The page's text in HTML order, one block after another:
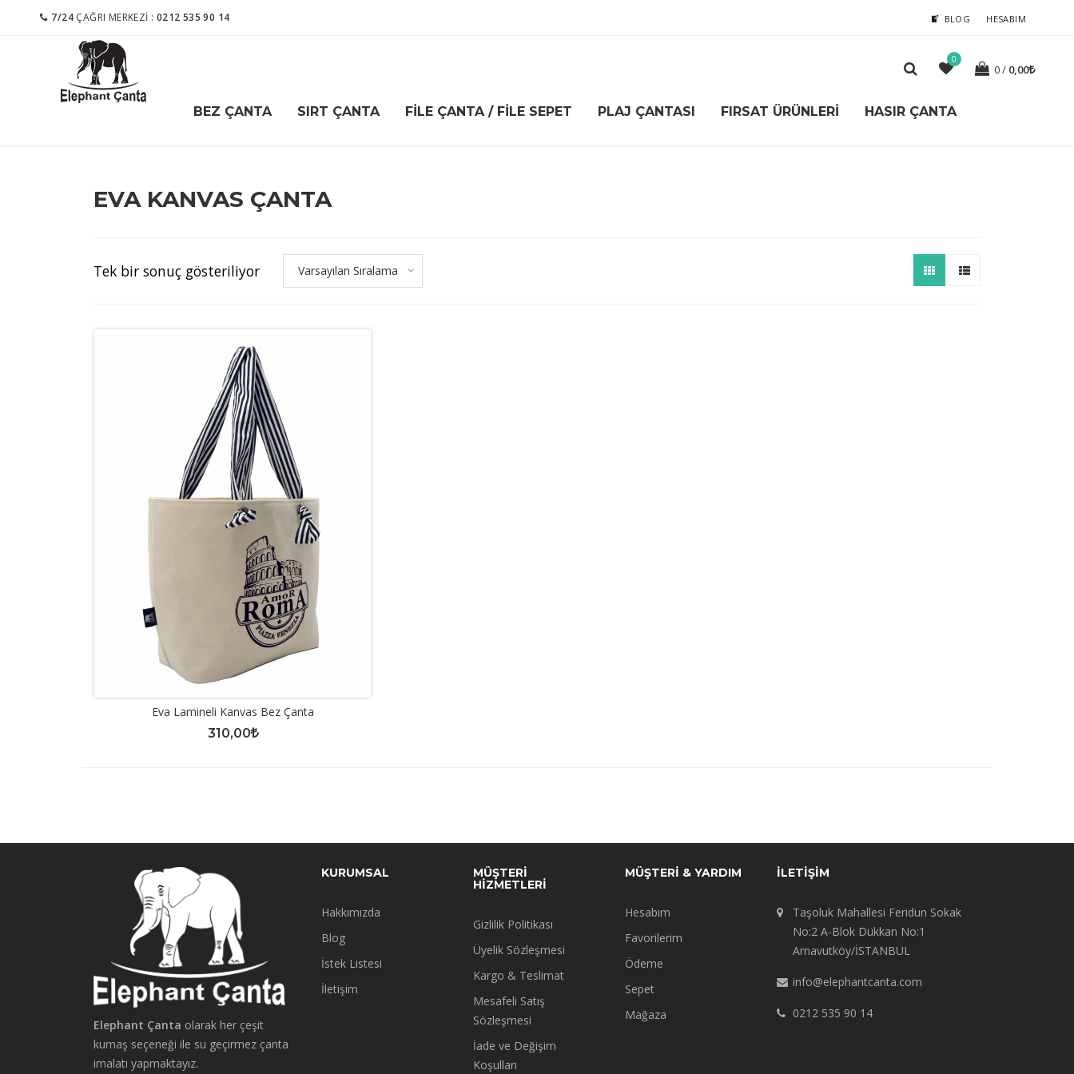
7/24 ÇAĞRI MERKEZI : 0212 535 90 14 BLOG HESABIM
0
0 0,00
BEZ ÇANTA SIRT ÇANTA FILE ÇANTA / FILE SEPET PLAJ ÇANTASI FIRSAT ÜRÜNLERI HASIR ÇANTA
EVA KANVAS ÇANTA
Tek bir sonuç gösteriliyor Varsayılan Sıralama
Eva Lamineli Kanvas Bez Çanta
310,00
Elephant Çanta olarak her çeşit
kumaş seçeneği ile su geçirmez çanta
imalatı yapmaktayız.
KURUMSAL
Hakkımızda
Blog
İstek Listesi
İletişim
MÜŞTERİ
HİZMETLERİ
Gizlilik Politikası
Üyelik Sözleşmesi
Kargo & Teslimat
Mesafeli Satış
Sözleşmesi
İade ve Değişim
Koşulları
MÜŞTERİ & YARDIM
Hesabım
Favorilerim
Ödeme
Sepet
Mağaza
İLETIŞIM
Taşoluk Mahallesi Feridun Sokak
No:2 A-Blok Dükkan No:1
Arnavutköy/İSTANBUL
info@elephantcanta.com
0212 535 90 14